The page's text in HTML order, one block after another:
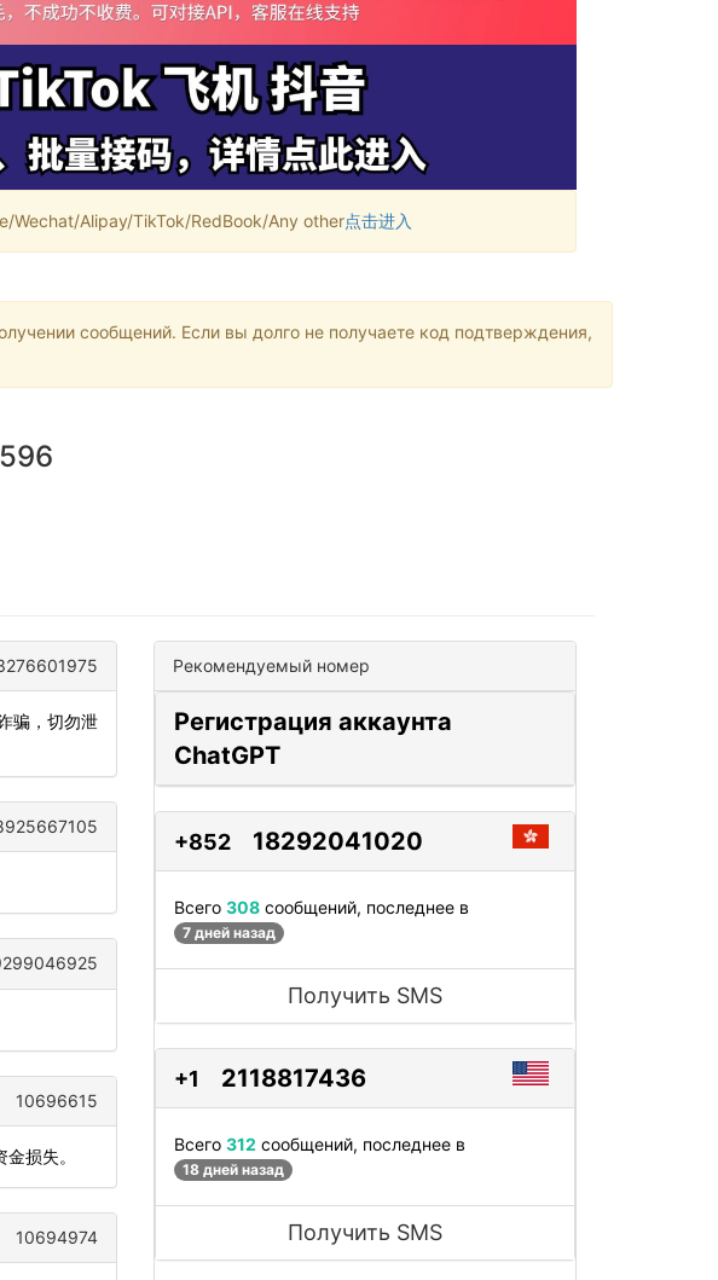
Wechat/Alipay/TikTok/RedBook/Any other点击进入
сообщений. Если вы долго не получаете код подтверждения,
骗，切勿泄
10696615
损失。
10694974
Рекомендуемый номер
Регистрация аккаунта
ChatGPT
+852 18292041020
Всего 308 сообщений, последнее в
7 дней назад
Получить SMS
+1 2118817436
Всего 312 сообщений, последнее в
18 дней назад
Получить SMS